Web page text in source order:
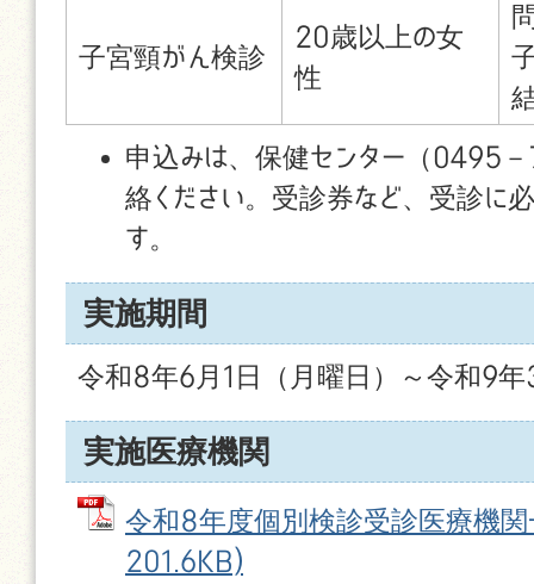
子宮頸がん検診
20歳以上の女
性
申込みは、保健センター（0495
絡ください。受診券など、受診に
す。
実施期間
令和8年6月1日（月曜日）～令和9
実施医療機関
令和8年度個別検診受診医療機関
201.6KB)